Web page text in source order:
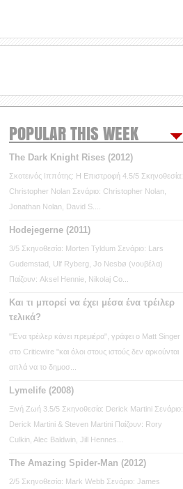
POPULAR THIS WEEK
The Dark Knight Rises (2012)
Σκοτεινός Ιππότης: Η Επιστροφή 4.5/5 Σκηνοθεσία:
Christopher Nolan Σενάριο: Christopher Nolan,
Jonathan Nolan, David S....
Hodejegerne (2011)
3/5 Σκηνοθεσία: Morten Tyldum Σενάριο: Lars
Gudemstad, Ulf Ryberg, Jo Nesbø (νουβέλα)
Παίζουν: Aksel Hennie, Nikolaj Co...
Και τι μπορεί να έχει μέσα ένα τρέιλερ
τελικά?
"Ένα τρέιλερ κάνει πρεμιέρα", γράφει ο Matt Singer
στο Criticwire "και όλοι στους ιστούς δεν αρκούνται
απλά να το δημοσ...
Lymelife (2008)
Ξινή Ζωή 3.5/5 Σκηνοθεσία: Derick Martini Σενάριο:
Derick Martini & Steven Martini Παίζουν: Rory
Culkin, Alec Baldwin, Jill Hennes...
The Amazing Spider-Man (2012)
2/5 Σκηνοθεσία: Mark Webb Σενάριο: James